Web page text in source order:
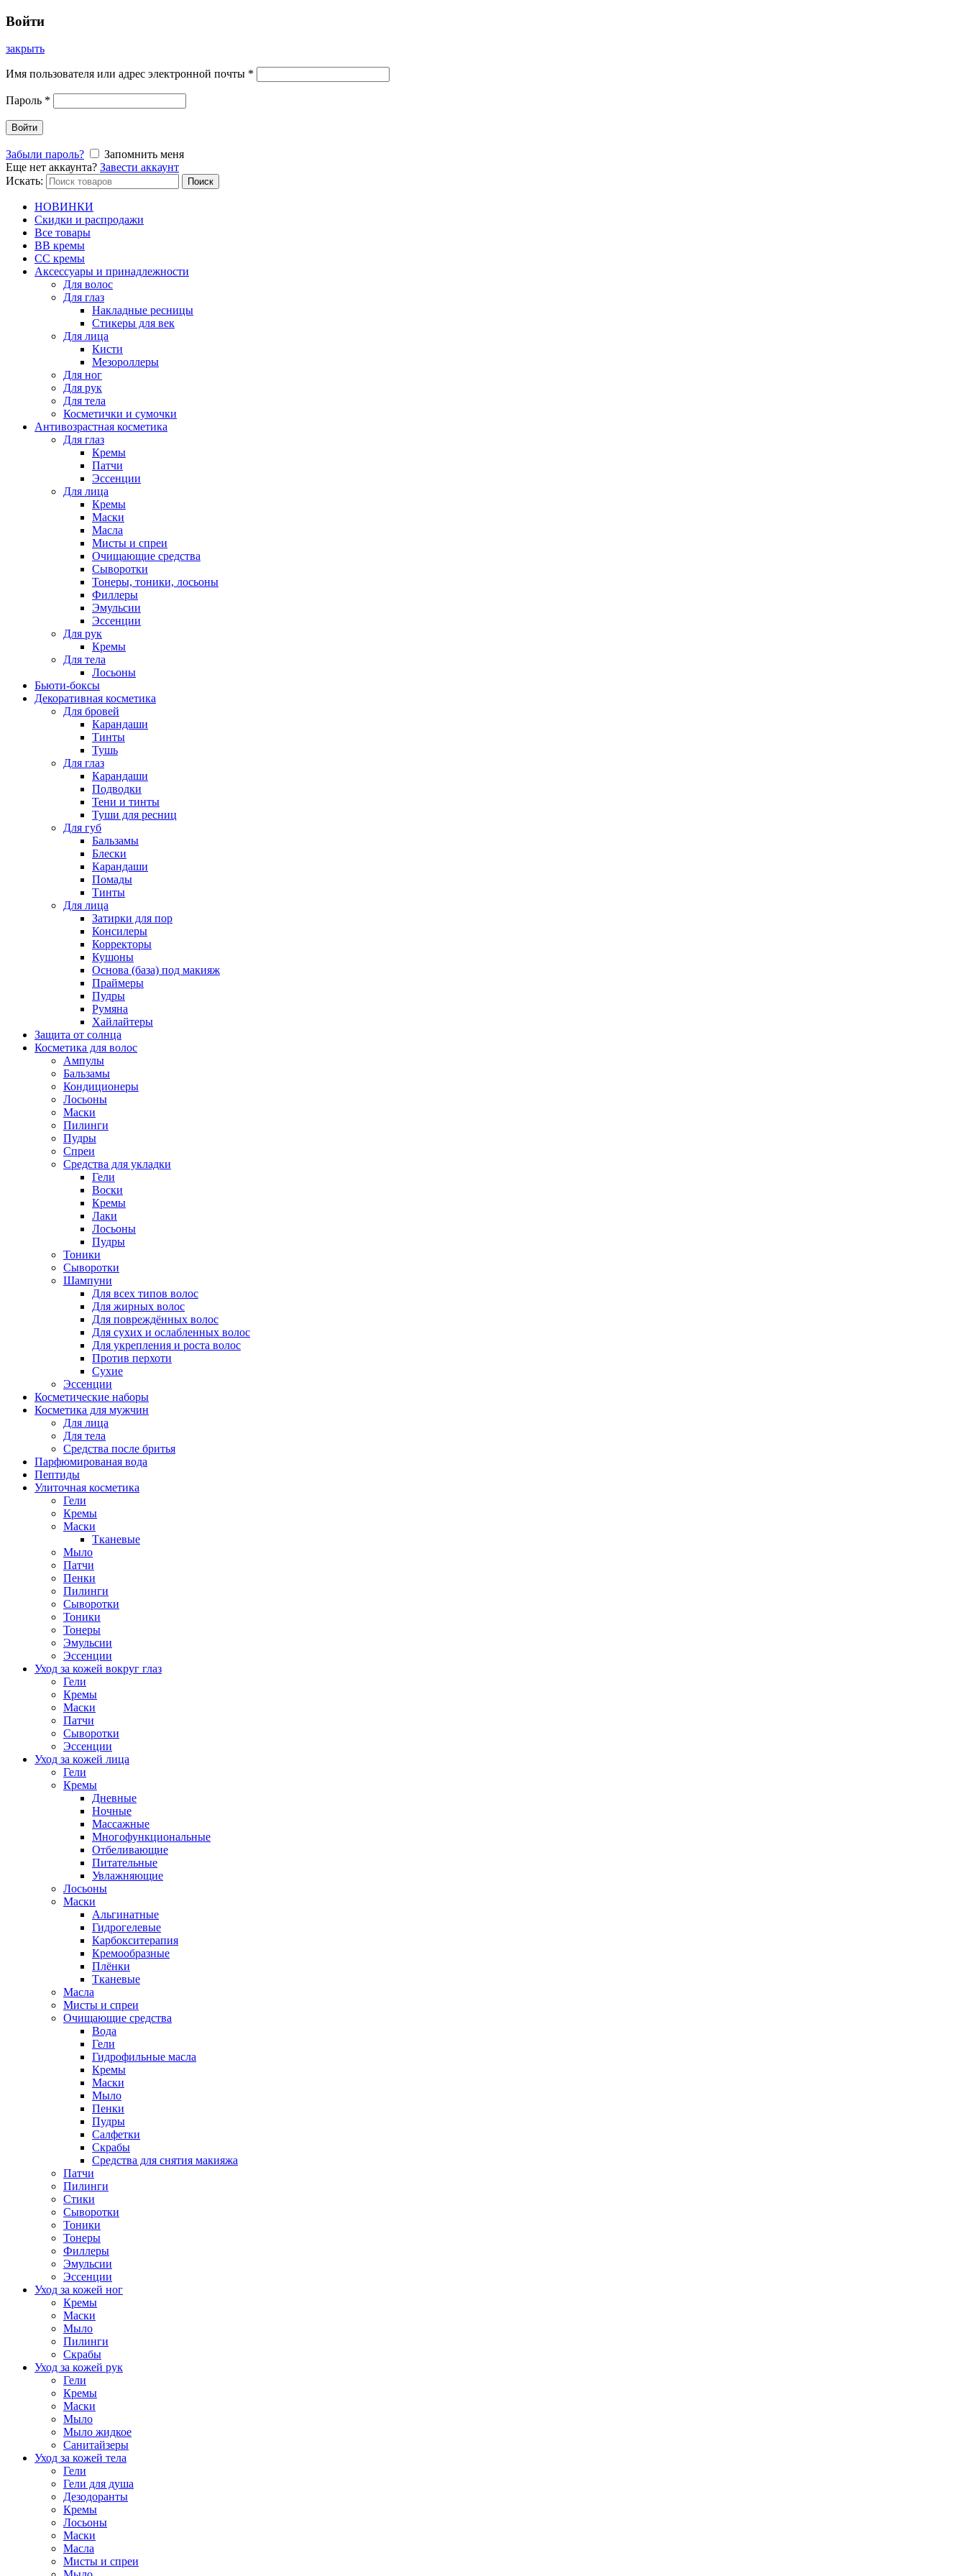
Войти
закрыть
Имя пользователя или адрес электронной почты *
Пароль *
Войти
Забыли пароль?
Запомнить меня
Еще нет аккаунта? Завести аккаунт
Искать:
Поиск
НОВИНКИ
Скидки и распродажи
Все товары
BB кремы
CC кремы
Аксессуары и принадлежности
Для волос
Для глаз
Накладные ресницы
Стикеры для век
Для лица
Кисти
Мезороллеры
Для ног
Для рук
Для тела
Косметички и сумочки
Антивозрастная косметика
Для глаз
Кремы
Патчи
Эссенции
Для лица
Кремы
Маски
Масла
Мисты и спреи
Очищающие средства
Сыворотки
Тонеры, тоники, лосьоны
Филлеры
Эмульсии
Эссенции
Для рук
Кремы
Для тела
Лосьоны
Бьюти-боксы
Декоративная косметика
Для бровей
Карандаши
Тинты
Тушь
Для глаз
Карандаши
Подводки
Тени и тинты
Туши для ресниц
Для губ
Бальзамы
Блески
Карандаши
Помады
Тинты
Для лица
Затирки для пор
Консилеры
Корректоры
Кушоны
Основа (база) под макияж
Праймеры
Пудры
Румяна
Хайлайтеры
Защита от солнца
Косметика для волос
Ампулы
Бальзамы
Кондиционеры
Лосьоны
Маски
Пилинги
Пудры
Спреи
Средства для укладки
Гели
Воски
Кремы
Лаки
Лосьоны
Пудры
Тоники
Сыворотки
Шампуни
Для всех типов волос
Для жирных волос
Для повреждённых волос
Для сухих и ослабленных волос
Для укрепления и роста волос
Против перхоти
Сухие
Эссенции
Косметические наборы
Косметика для мужчин
Для лица
Для тела
Средства после бритья
Парфюмированая вода
Пептиды
Улиточная косметика
Гели
Кремы
Маски
Тканевые
Мыло
Патчи
Пенки
Пилинги
Сыворотки
Тоники
Тонеры
Эмульсии
Эссенции
Уход за кожей вокруг глаз
Гели
Кремы
Маски
Патчи
Сыворотки
Эссенции
Уход за кожей лица
Гели
Кремы
Дневные
Ночные
Массажные
Многофункциональные
Отбеливающие
Питательные
Увлажняющие
Лосьоны
Маски
Альгинатные
Гидрогелевые
Карбокситерапия
Кремообразные
Плёнки
Тканевые
Масла
Мисты и спреи
Очищающие средства
Вода
Гели
Гидрофильные масла
Кремы
Маски
Мыло
Пенки
Пудры
Салфетки
Скрабы
Средства для снятия макияжа
Патчи
Пилинги
Стики
Сыворотки
Тоники
Тонеры
Филлеры
Эмульсии
Эссенции
Уход за кожей ног
Кремы
Маски
Мыло
Пилинги
Скрабы
Уход за кожей рук
Гели
Кремы
Маски
Мыло
Мыло жидкое
Санитайзеры
Уход за кожей тела
Гели
Гели для душа
Дезодоранты
Кремы
Лосьоны
Маски
Масла
Мисты и спреи